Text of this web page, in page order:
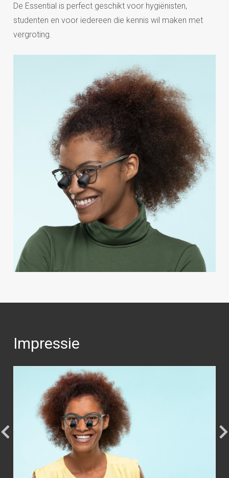
De Essential is perfect geschikt voor hygiënisten,
studenten en voor iedereen die kennis wil maken met
vergroting.
Impressie